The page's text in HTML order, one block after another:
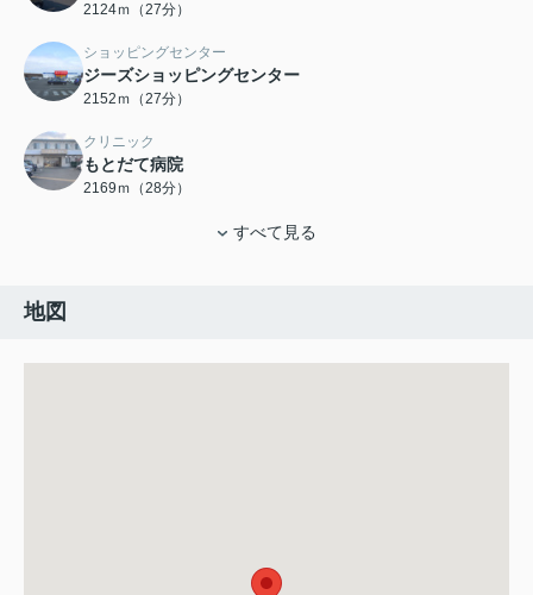
2124ｍ（27分）
ショッピングセンター
ジーズショッピングセンター
2152ｍ（27分）
クリニック
もとだて病院
2169ｍ（28分）
すべて見る
地図